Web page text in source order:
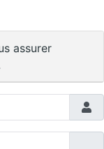
assurer